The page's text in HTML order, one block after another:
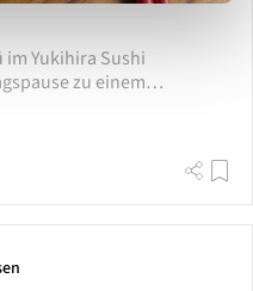
im Yukihira Sushi
zu einem
im Yukihira...